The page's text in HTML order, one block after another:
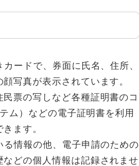
ードで、券面に氏名、住所、
写真が表示されています。
票の写しなど各種証明書のコ
ム）などの電子証明書を利用
ます。
情報の他、電子申請のための
どの個人情報は記録されませ